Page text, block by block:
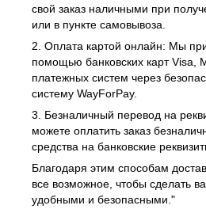
свой заказ наличными при
или в пункте самовывоза.
2. Оплата картой онлайн: Мы
помощью банковских карт Visa,
платежных систем через
систему WayForPay.
3. Безналичный перевод на
можете оплатить заказ
средства на банковские
Благодаря этим способам
все возможное, чтобы сделать
удобными и безопасными."